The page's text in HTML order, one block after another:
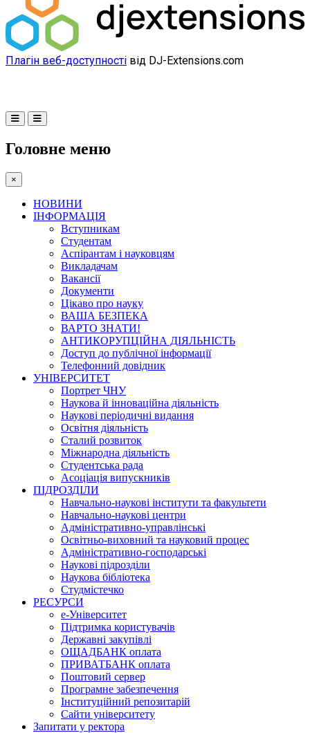
Плагін веб-доступності від DJ-Extensions.com
Головне меню
×
НОВИНИ
ІНФОРМАЦІЯ
Вступникам
Студентам
Аспірантам і науковцям
Викладачам
Вакансії
Документи
Цікаво про науку
ВАША БЕЗПЕКА
ВАРТО ЗНАТИ!
АНТИКОРУПЦІЙНА ДІЯЛЬНІСТЬ
Доступ до публічної інформації
Телефонний довідник
УНІВЕРСИТЕТ
Портрет ЧНУ
Наукова й інноваційна діяльність
Наукові періодичні видання
Освітня діяльність
Сталий розвиток
Міжнародна діяльність
Студентська рада
Асоціація випускників
ПІДРОЗДІЛИ
Навчально-наукові інститути та факультети
Навчально-наукові центри
Адміністративно-управлінські
Освітньо-виховний та науковий процес
Адміністративно-господарські
Наукові підрозділи
Наукова бібліотека
Студмістечко
РЕСУРСИ
е-Університет
Підтримка користувачів
Державні закупівлі
ОЩАДБАНК оплата
ПРИВАТБАНК оплата
Поштовий сервер
Програмне забезпечення
Інституційний репозитарій
Сайти університету
Запитати у ректора